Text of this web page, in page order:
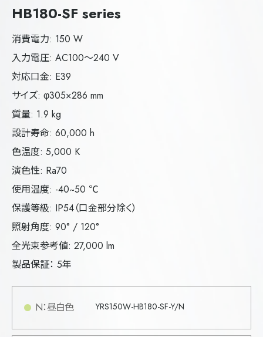
HB180-SF series
消費電力: 150 W
入力電圧: AC100～240 V
対応口金: E39
サイズ: φ305×286 mm
質量: 1.9 kg
設計寿命: 60,000 h
色温度: 5,000 K
演色性: Ra70
使用温度: -40~50 ℃
保護等級: IP54（口金部分除く）
照射角度: 90° / 120°
全光束参考値: 27,000 lm
製品保証： 5年
N：昼白色 YRS150W-HB180-SF-Y/N